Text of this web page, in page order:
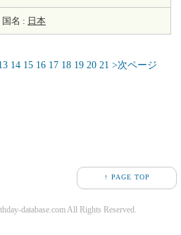
国名 : 日本
14 15 16 17 18 19 20 21 >次ページ
↑ PAGE TOP
database.com All Rights Reserved.